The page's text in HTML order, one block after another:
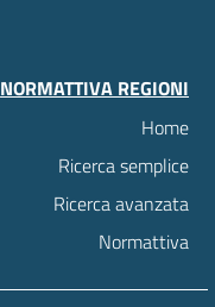
NORMATTIVA REGIONI
Home
Ricerca semplice
Ricerca avanzata
Normattiva